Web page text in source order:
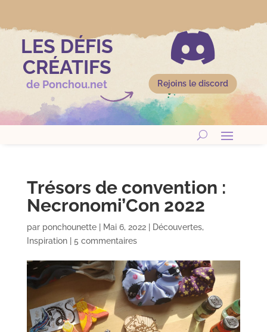
LES DÉFIS
CRÉATIFS
de Ponchou.net

Rejoins le discord
Trésors de convention :
Necronomi’Con 2022
par ponchounette| Mai 6, 2022| Découvertes,
Inspiration| 5 commentaires